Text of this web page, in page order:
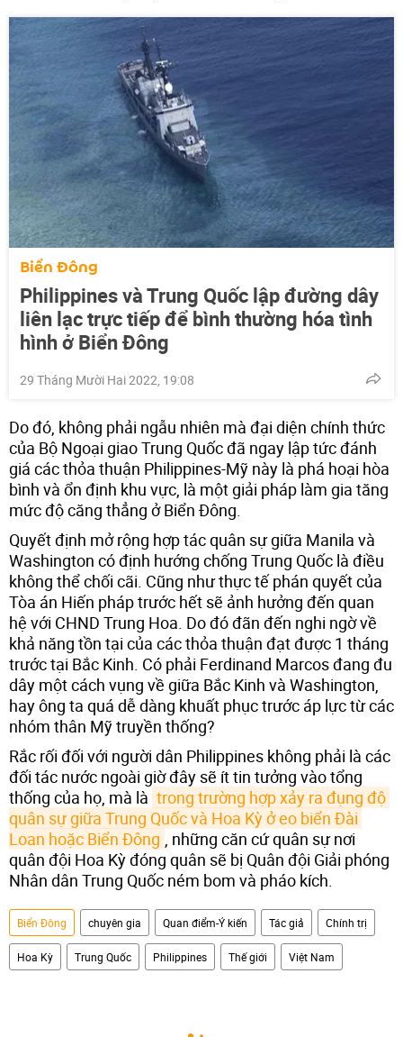
Biển Đông
Philippines và Trung Quốc lập đường dây
liên lạc trực tiếp để bình thường hóa tình
hình ở Biển Đông
29 Tháng Mười Hai 2022, 19:08
Do đó, không phải ngẫu nhiên mà đại diện chính thức
của Bộ Ngoại giao Trung Quốc đã ngay lập tức đánh
giá các thỏa thuận Philippines-Mỹ này là phá hoại hòa
bình và ổn định khu vực, là một giải pháp làm gia tăng
mức độ căng thẳng ở Biển Đông.
Quyết định mở rộng hợp tác quân sự giữa Manila và
Washington có định hướng chống Trung Quốc là điều
không thể chối cãi. Cũng như thực tế phán quyết của
Tòa án Hiến pháp trước hết sẽ ảnh hưởng đến quan
hệ với CHND Trung Hoa. Do đó đãn đến nghi ngờ về
khả năng tồn tại của các thỏa thuận đạt được 1 tháng
trước tại Bắc Kinh. Có phải Ferdinand Marcos đang đu
dây một cách vụng về giữa Bắc Kinh và Washington,
hay ông ta quá dễ dàng khuất phục trước áp lực từ các
nhóm thân Mỹ truyền thống?
Rắc rối đối với người dân Philippines không phải là các
đối tác nước ngoài giờ đây sẽ ít tin tưởng vào tổng
thống của họ, mà là trong trường hợp xảy ra đụng độ
quân sự giữa Trung Quốc và Hoa Kỳ ở eo biển Đài
Loan hoặc Biển Đông
, những căn cứ quân sự nơi
quân đội Hoa Kỳ đóng quân sẽ bị Quân đội Giải phóng
Nhân dân Trung Quốc ném bom và pháo kích.
Biển Đông chuyên gia Quan điểm-Ý kiến Tác giả Chính trị
Hoa Kỳ Trung Quốc Philippines Thế giới Việt Nam